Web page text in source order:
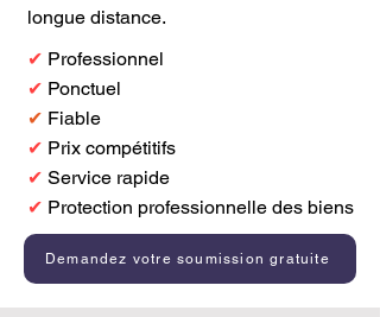
longue distance.
✔ Professionnel
✔ Ponctuel
✔ Fiable
✔ Prix compétitifs
✔ Service rapide
✔ Protection professionnelle des biens
Demandez votre soumission gratuite